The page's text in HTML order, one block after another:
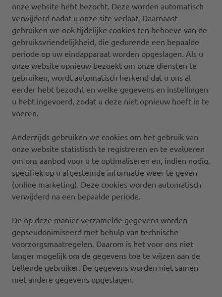
onze website hebt bezocht. Deze worden automatisch
verwijderd nadat u onze site verlaat. Daarnaast
gebruiken we ook tijdelijke cookies ten behoeve van de
gebruiksvriendelijkheid, die gedurende een bepaalde
periode op uw eindapparaat worden opgeslagen. Als u
onze website opnieuw bezoekt om onze diensten te
gebruiken, wordt automatisch herkend dat u ons al
eerder hebt bezocht en welke gegevens en instellingen
u hebt ingevoerd, zodat u deze niet opnieuw hoeft in te
voeren.
Anderzijds gebruiken we cookies om het gebruik van
onze website statistisch te registreren en te evalueren
om ons aanbod voor u te optimaliseren en, indien nodig,
specifiek op u afgestemde informatie weer te geven
(online marketing). Deze cookies worden automatisch
verwijderd na een bepaalde periode.
De op deze manier verzamelde gegevens worden
gepseudonimiseerd met behulp van technische
voorzorgsmaatregelen. Daarom is het voor ons niet
langer mogelijk om de gegevens toe te wijzen aan de
bellende gebruiker. De gegevens worden niet samen
met andere gegevens opgeslagen.